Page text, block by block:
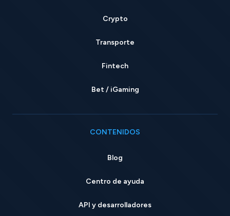
Crypto
Transporte
Fintech
Bet / iGaming
CONTENIDOS
Blog
Centro de ayuda
API y desarrolladores